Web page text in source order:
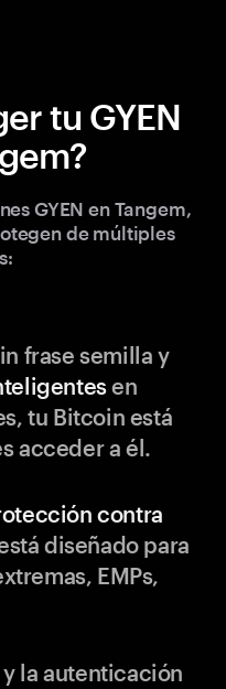
tu GYEN
GYEN en Tangem,
de múltiples
frase semilla y
en
tu Bitcoin está
acceder a él.
contra
diseñado para
EMPs,
la autenticación